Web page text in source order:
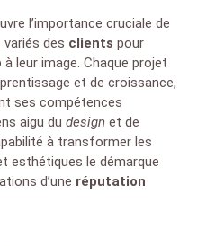
l’importance cruciale de
des clients pour
à leur image. Chaque projet
et de croissance,
ses compétences
aigu du design et de
à transformer les
esthétiques le démarque
d’une réputation